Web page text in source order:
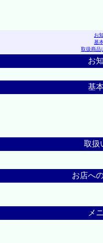
お
基
取扱商品|
お
基
取扱
お店へ
メ